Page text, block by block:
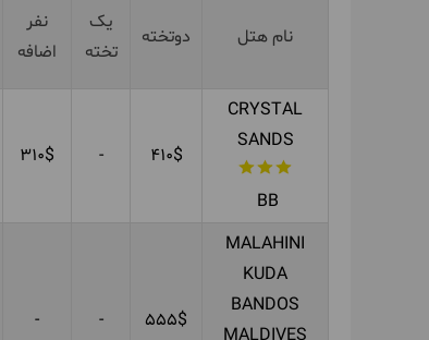
نام هتل دوتخته
یک
تخته
نفر
اضافه
CRYSTAL
SANDS
BB
410$
-
310$
MALAHINI
KUDA
BANDOS
555$
-
-